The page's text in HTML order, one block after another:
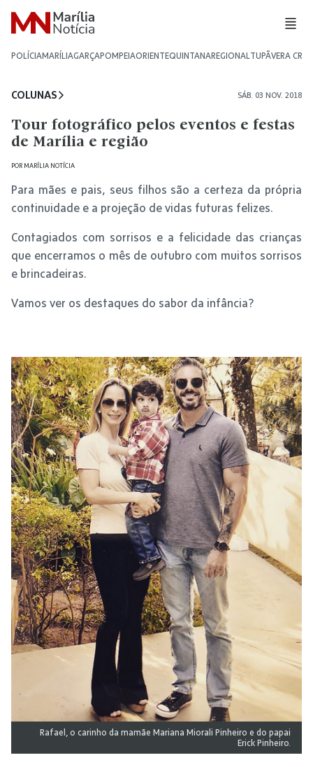
POLÍCIAMARÍLIAGARÇAPOMPEIAORIENTEQUINTANAREGIONALTUPÃVERA CRUZ
COLUNAS SÁB. 03 NOV. 2018
Tour fotográfico pelos eventos e festas
de Marília e região
POR MARÍLIA NOTÍCIA
Para mães e pais, seus filhos são a certeza da própria
continuidade e a projeção de vidas futuras felizes.
Contagiados com sorrisos e a felicidade das crianças
que encerramos o mês de outubro com muitos sorrisos
e brincadeiras.
Vamos ver os destaques do sabor da infância?
Rafael, o carinho da mamãe Mariana Miorali Pinheiro e do papai
Erick Pinheiro.